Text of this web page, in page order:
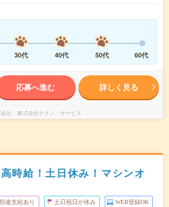
30代 40代 50代 60代
応募へ進む 詳しく見る
社 株式会社テクノ・サービス
時給！土日休み！マシンオ
途支給あり 土日祝日が休み WEB登録OK